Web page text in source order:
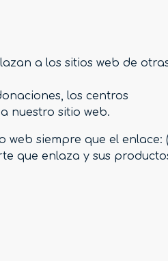
a los sitios web de
los centros
nuestro sitio web.
siempre que el enlace:
que enlaza y sus